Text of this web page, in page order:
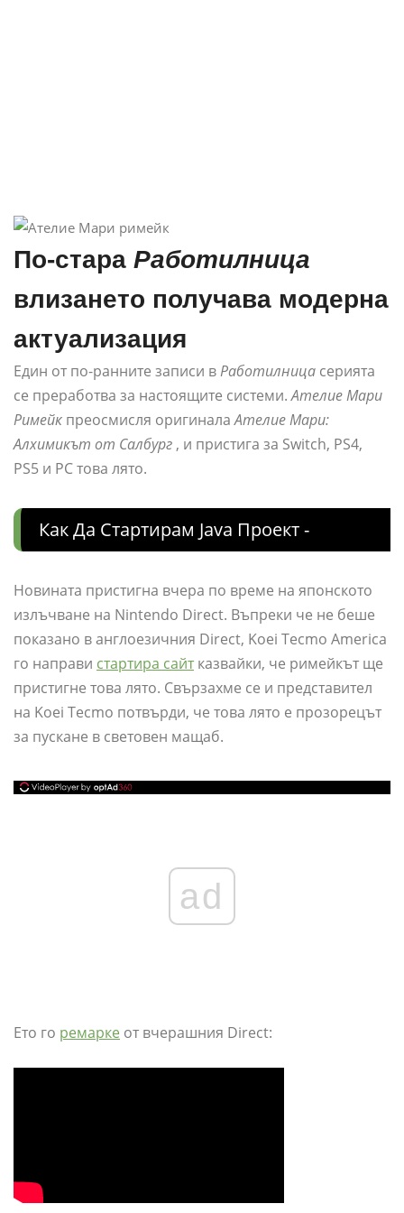
По-стара Работилница
влизането получава модерна
актуализация
Един от по-ранните записи вРаботилница серията
се преработва за настоящите системи.Ателие Мари
Римейк преосмисля оригиналаАтелие Мари:
Алхимикът от Салбург , и пристига за Switch, PS4,
PS5 и PC това лято.
Как Да Стартирам Java Проект -
Новината пристигна вчера по време на японското
излъчване на Nintendo Direct. Въпреки че не беше
показано в англоезичния Direct, Koei Tecmo America
го направи стартира сайтказвайки, че римейкът ще
пристигне това лято. Свързахме се и представител
на Koei Tecmo потвърди, че това лято е прозорецът
за пускане в световен мащаб.
ad
Ето го ремарке от вчерашния Direct: